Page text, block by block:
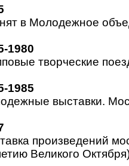
в Молодежное
1980
творческие
1985
выставки.
произведений
Великого